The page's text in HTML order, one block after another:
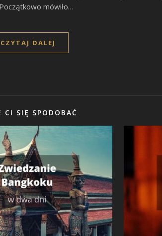
mówiło…
CZYTAJ DALEJ
CI SIĘ SPODOBAĆ